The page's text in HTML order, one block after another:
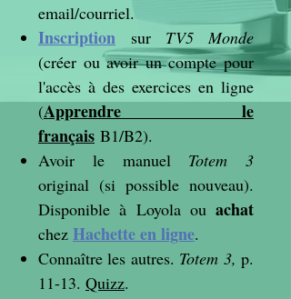
email/courriel.
Inscription sur TV5 Monde
(créer ou avoir un compte pour
l'accès à des exercices en ligne
(Apprendre le
français B1/B2).
Avoir le manuel Totem 3
original (si possible nouveau).
Disponible à Loyola ou achat
chez Hachette en ligne.
Connaître les autres. Totem 3, p.
11-13. Quizz.